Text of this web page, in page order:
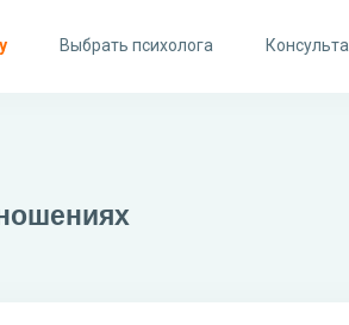
Выбрать психолога